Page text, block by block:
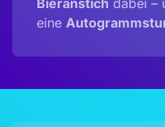
eine